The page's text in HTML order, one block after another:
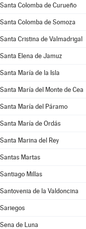
Santa Colomba de Curueño
Santa Colomba de Somoza
Santa Cristina de Valmadrigal
Santa Elena de Jamuz
Santa María de la Isla
Santa María del Monte de Cea
Santa María del Páramo
Santa María de Ordás
Santa Marina del Rey
Santas Martas
Santiago Millas
Santovenia de la Valdoncina
Sariegos
Sena de Luna